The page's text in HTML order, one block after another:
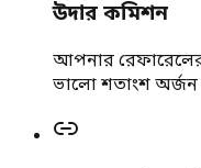
উদার কমিশন
আপনার রেফারেলের
ভালো শতাংশ